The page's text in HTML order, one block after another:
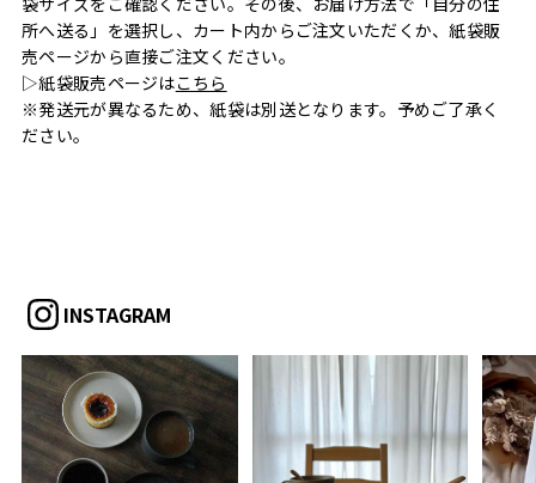
所へ送る」を選択し、カート内からご注文いただくか、紙袋販
売ページから直接ご注文ください。
▷紙袋販売ページはこちら
※発送元が異なるため、紙袋は別送となります。予めご了承く
ださい。
INSTAGRAM